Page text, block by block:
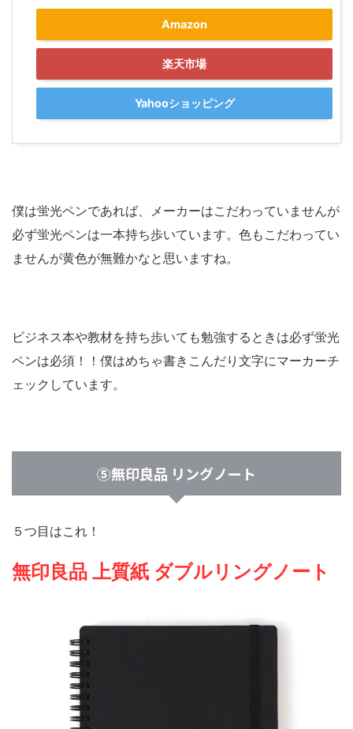
Amazon
楽天市場
Yahooショッピング
僕は蛍光ペンであれば、メーカーはこだわっていませんが
必ず蛍光ペンは一本持ち歩いています。色もこだわってい
ませんが黄色が無難かなと思いますね。
ビジネス本や教材を持ち歩いても勉強するときは必ず蛍光
ペンは必須！！僕はめちゃ書きこんだり文字にマーカーチ
ェックしています。
⑤無印良品 リングノート
５つ目はこれ！
無印良品 上質紙 ダブルリングノート